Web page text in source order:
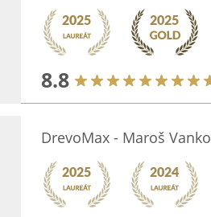
8.8
DrevoMax - Maroš Vanko